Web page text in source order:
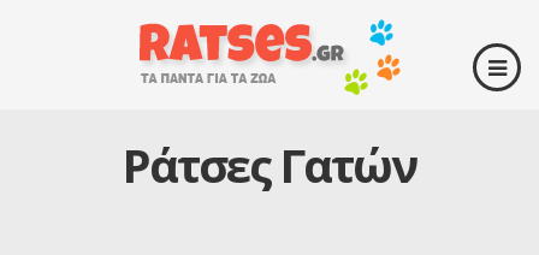
Ράτσες Γατών